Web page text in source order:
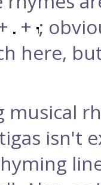
+ ;
here,
musical
isn't